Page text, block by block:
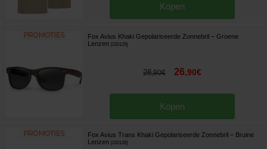
Kopen
Fox Avius Khaki Gepolariseerde Zonnebril – Groene
Lenzen
220129]
28,90€ 26,90€
Kopen
Fox Avius Trans Khaki Gepolariseerde Zonnebril – Bruine
Lenzen
220128]